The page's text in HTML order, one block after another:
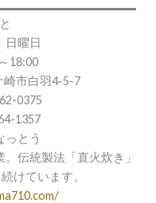
日曜日
18:00
崎市白羽4-5-7
0375
1357
っとう
伝統製法「直火炊き」
けています。